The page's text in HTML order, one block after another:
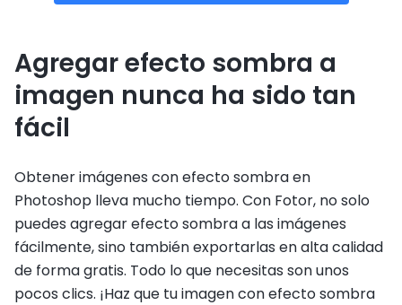
Agregar efecto sombra a
imagen nunca ha sido tan
fácil
Obtener imágenes con efecto sombra en
Photoshop lleva mucho tiempo. Con Fotor, no solo
puedes agregar efecto sombra a las imágenes
fácilmente, sino también exportarlas en alta calidad
de forma gratis. Todo lo que necesitas son unos
pocos clics. ¡Haz que tu imagen con efecto sombra